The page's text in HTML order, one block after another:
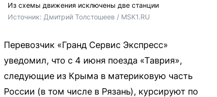
Из схемы движения исключены две станции
Источник: Дмитрий Толстошеев / MSK1.RU
Перевозчик «Гранд Сервис Экспресс»
уведомил, что с 4 июня поезда «Таврия»,
следующие из Крыма в материковую часть
России (в том числе в Рязань), курсируют по